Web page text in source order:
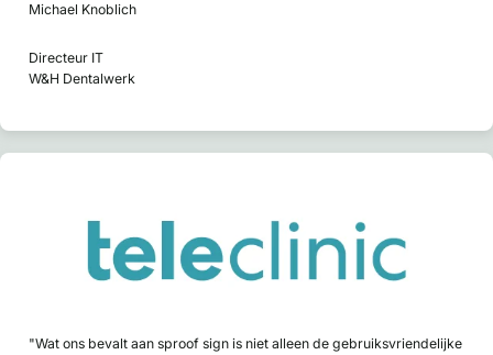
Michael Knoblich
Directeur IT
W&H Dentalwerk
"Wat ons bevalt aan sproof sign is niet alleen de gebruiksvriendelijke